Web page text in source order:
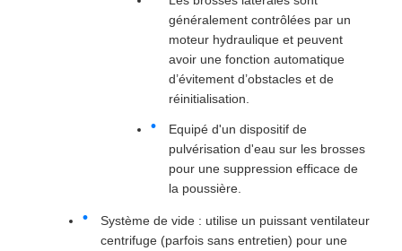
généralement contrôlées par un
moteur hydraulique et peuvent
avoir une fonction automatique
d’évitement d’obstacles et de
réinitialisation.
Equipé d'un dispositif de
pulvérisation d'eau sur les brosses
pour une suppression efficace de
la poussière.
Système de vide : utilise un puissant ventilateur
centrifuge (parfois sans entretien) pour une